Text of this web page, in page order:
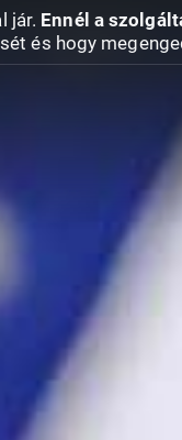
jár. Ennél a
és hogy